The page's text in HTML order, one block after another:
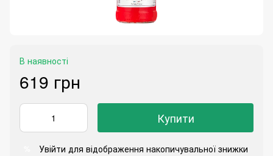
В наявності
619 грн
Купити
Увійти для відображення накопичувальної знижки